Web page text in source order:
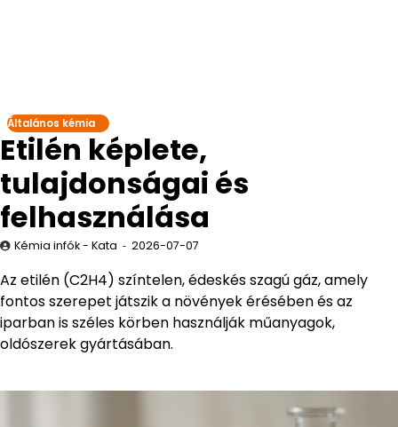
Általános kémia
Etilén képlete,
tulajdonságai és
felhasználása
Kémia infók - Kata 2026-07-07
Az etilén (C2H4) színtelen, édeskés szagú gáz, amely
fontos szerepet játszik a növények érésében és az
iparban is széles körben használják műanyagok,
oldószerek gyártásában.